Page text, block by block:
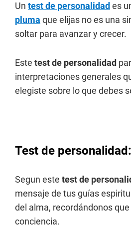
Un test de personalidad es
pluma que elijas no es una
soltar para avanzar y crecer.
Este test de personalidad
interpretaciones generales
elegiste sobre lo que debes
Test de
Segun este test de
mensaje de tus guías
del alma, recordándonos
conciencia.